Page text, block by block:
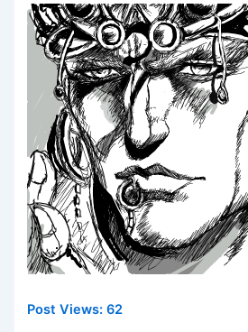
Post Views: 62